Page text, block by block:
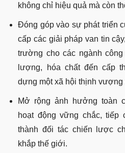
không chỉ hiệu quả mà còn
Đóng góp vào sự phát triển
cấp các giải pháp van tin
trường cho các ngành
lượng, hóa chất đến cấp
dựng một xã hội thịnh vượng
Mở rộng ảnh hưởng toàn
hoạt động vững chắc,
thành đối tác chiến lược
khắp thế giới.